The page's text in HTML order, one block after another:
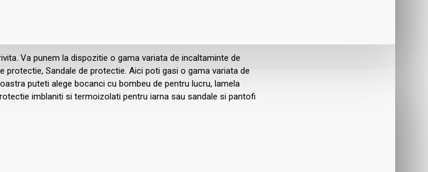
Va punem la dispozitie o gama variata de incaltaminte de
Sandale de protectie. Aici poti gasi o gama variata de
puteti alege bocanci cu bombeu de pentru lucru, lamela
imblaniti si termoizolati pentru iarna sau sandale si pantofi